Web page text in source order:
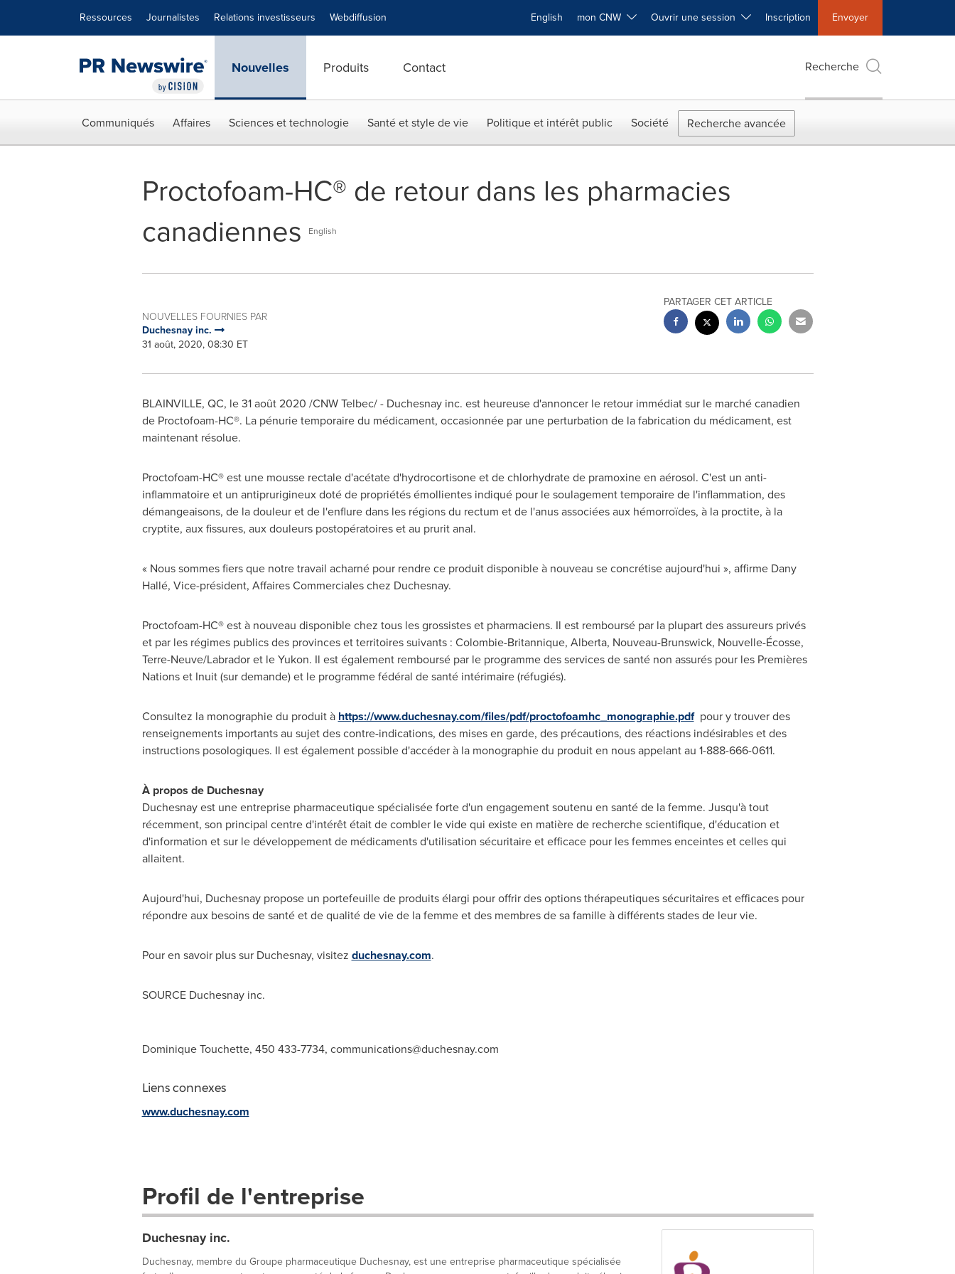
Ressources Journalistes Relations investisseurs Webdiffusion English mon CNW Ouvrir une session Inscription Envoyer
Nouvelles Produits Contact Recherche
Communiqués Affaires Sciences et technologie Santé et style de vie Politique et intérêt public Société Recherche avancée
Proctofoam-HC® de retour dans les pharmacies
canadiennes
English
NOUVELLES FOURNIES PAR
Duchesnay inc.
31 août, 2020, 08:30 ET
PARTAGER CET ARTICLE
BLAINVILLE, QC, le 31 août 2020 /CNW Telbec/ - Duchesnay inc. est heureuse d'annoncer le retour immédiat sur le marché canadien
de Proctofoam-HC®. La pénurie temporaire du médicament, occasionnée par une perturbation de la fabrication du médicament, est
maintenant résolue.
Proctofoam-HC® est une mousse rectale d'acétate d'hydrocortisone et de chlorhydrate de pramoxine en aérosol. C'est un anti-
inflammatoire et un antiprurigineux doté de propriétés émollientes indiqué pour le soulagement temporaire de l'inflammation, des
démangeaisons, de la douleur et de l'enflure dans les régions du rectum et de l'anus associées aux hémorroïdes, à la proctite, à la
cryptite, aux fissures, aux douleurs postopératoires et au prurit anal.
« Nous sommes fiers que notre travail acharné pour rendre ce produit disponible à nouveau se concrétise aujourd'hui », affirme Dany
Hallé, Vice-président, Affaires Commerciales chez Duchesnay.
Proctofoam-HC® est à nouveau disponible chez tous les grossistes et pharmaciens. Il est remboursé par la plupart des assureurs privés
et par les régimes publics des provinces et territoires suivants : Colombie-Britannique, Alberta, Nouveau-Brunswick, Nouvelle-Écosse,
Terre-Neuve/Labradoret leYukon. Il est également remboursé par le programme des services de santé non assurés pour les Premières
Nations et Inuit (sur demande) et le programme fédéral de santé intérimaire (réfugiés).
Consultez la monographie du produit à https://www.duchesnay.com/files/pdf/proctofoamhc_monographie.pdfpour y trouver des
renseignements importants au sujet des contre-indications, des mises en garde, des précautions, des réactions indésirables et des
instructions posologiques. Il est également possible d'accéder à la monographie du produit en nous appelant au 1-888-666-0611.
À propos de Duchesnay
Duchesnay est une entreprise pharmaceutique spécialisée forte d'un engagement soutenu en santé de la femme. Jusqu'à tout
récemment, son principal centre d'intérêt était de combler le vide qui existe en matière de recherche scientifique, d'éducation et
d'information et sur le développement de médicaments d'utilisation sécuritaire et efficace pour les femmes enceintes et celles qui
allaitent.
Aujourd'hui, Duchesnay propose un portefeuille de produits élargi pour offrir des options thérapeutiques sécuritaires et efficaces pour
répondre aux besoins de santé et de qualité de vie de la femme et des membres de sa famille à différents stades de leur vie.
Pour en savoir plus sur Duchesnay, visitez duchesnay.com.
SOURCE Duchesnay inc.
Dominique Touchette, 450 433-7734, communications@duchesnay.com
Liens connexes
www.duchesnay.com
Profil de l'entreprise
Duchesnay inc.
Duchesnay, membre du Groupe pharmaceutique Duchesnay, est une entreprise pharmaceutique spécialisée